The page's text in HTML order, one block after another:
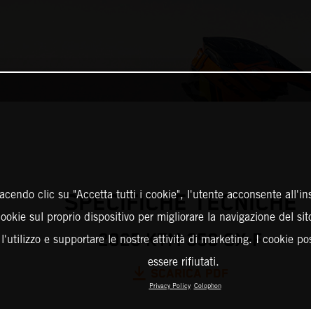
SPECIFICHE TECNICHE
2025 KTM 350 SX-F
clic su "Accetta tutti i cookie", l'utente acconsente
sul proprio dispositivo per migliorare la navigazione del
l'utilizzo e supportare le nostre attività di marketing. I cookie
essere rifiutati.
Privacy Policy Colophon